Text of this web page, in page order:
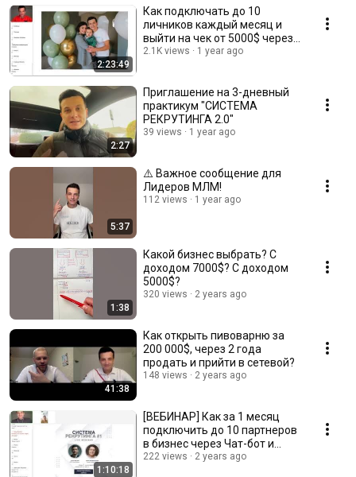
2:23:49
Как подключать до 10
личников каждый месяц и
выйти на чeк от 5000$ через
систeмy peкpyтинга №1?! NEW
2.1K views 1 year ago
2:27
Приглашение на 3-дневный
пpaктикум "СИCТEМА
РЕКРУТИНГА 2.0"
39 views 1 year ago
5:37
⚠️ Важное сообщение для
Лидеров МЛМ!
112 views 1 year ago
1:38
Какой бизнес выбрать? С
доходом 7000$? С доходом
5000$?
320 views 2 years ago
41:38
Как открыть пивоварню за
200 000$, через 2 года
продать и прийти в сетевой?
148 views 2 years ago
1:10:18
[ВЕБИНАР] Как за 1 месяц
подключить до 10 партнеров
в бизнес через Чат-бот и
рекламу?
222 views 2 years ago